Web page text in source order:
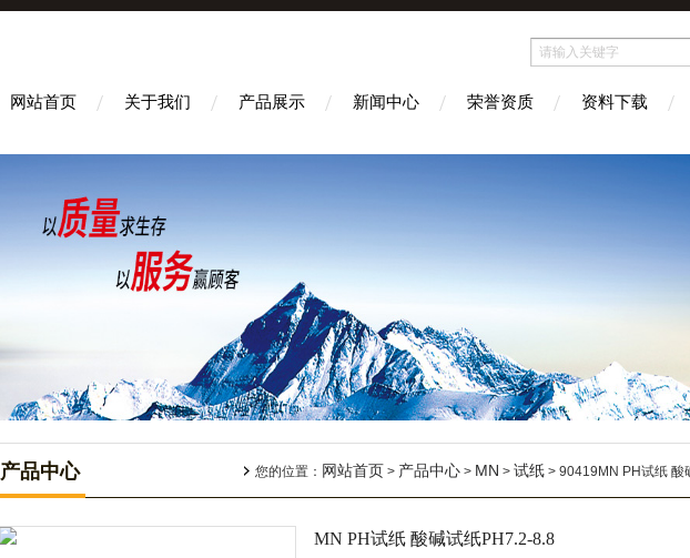
网站首页 关于我们 产品展示 新闻中心 荣誉资质 资料下载
产品中心 您的位置： 网站首页 > 产品中心 > MN > 试纸 > 90419MN PH试纸 酸
MN PH试纸 酸碱试纸PH7.2-8.8